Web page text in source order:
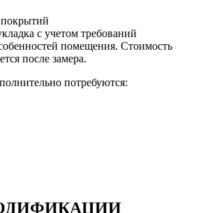
с учетом требований
помещения. Стоимость
после замера.
потребуются: